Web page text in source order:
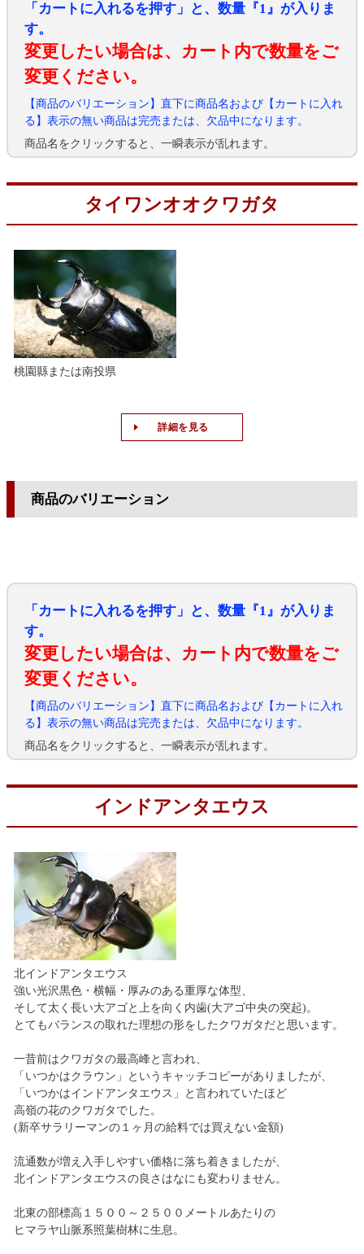
「カートに入れるを押す」と、数量『1』が入りま
す。
変更したい場合は、カート内で数量をご
変更ください。
【商品のバリエーション】直下に商品名および【カートに入れ
る】表示の無い商品は完売または、欠品中になります。
商品名をクリックすると、一瞬表示が乱れます。
タイワンオオクワガタ
桃園縣または南投県
詳細を見る
商品のバリエーション
「カートに入れるを押す」と、数量『1』が入りま
す。
変更したい場合は、カート内で数量をご
変更ください。
【商品のバリエーション】直下に商品名および【カートに入れ
る】表示の無い商品は完売または、欠品中になります。
商品名をクリックすると、一瞬表示が乱れます。
インドアンタエウス
北インドアンタエウス
強い光沢黒色・横幅・厚みのある重厚な体型、
そして太く長い大アゴと上を向く内歯(大アゴ中央の突起)。
とてもバランスの取れた理想の形をしたクワガタだと思います。
一昔前はクワガタの最高峰と言われ、
「いつかはクラウン」というキャッチコピーがありましたが、
「いつかはインドアンタエウス」と言われていたほど
高嶺の花のクワガタでした。
(新卒サラリーマンの１ヶ月の給料では買えない金額)
流通数が増え入手しやすい価格に落ち着きましたが、
北インドアンタエウスの良さはなにも変わりません。
北東の部標高１５００～２５００メートルあたりの
ヒマラヤ山脈系照葉樹林に生息。